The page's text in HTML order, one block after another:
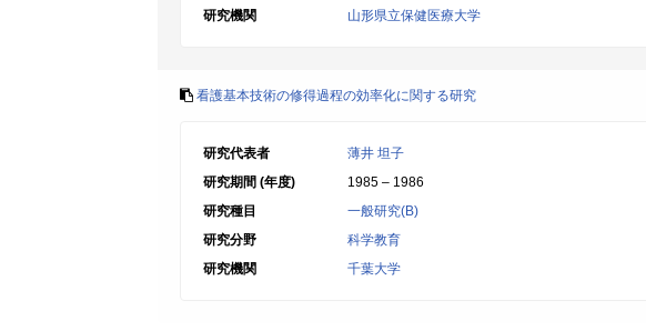
研究機関
山形県立保健医療大学
看護基本技術の修得過程の効率化に関する研究
研究代表者
薄井 坦子
研究期間 (年度)
1985 – 1986
研究種目
一般研究(B)
研究分野
科学教育
研究機関
千葉大学